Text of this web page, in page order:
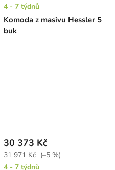
Komoda z masivu Hessler 5
buk
4 - 7 týdnů
30 373 Kč
31 971 Kč (–5 %)
4 - 7 týdnů